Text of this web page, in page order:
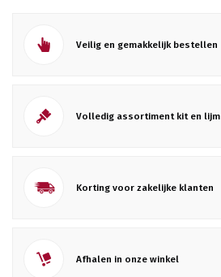
Veilig en gemakkelijk bestellen
Volledig assortiment kit en lijm
Korting voor zakelijke klanten
Afhalen in onze winkel